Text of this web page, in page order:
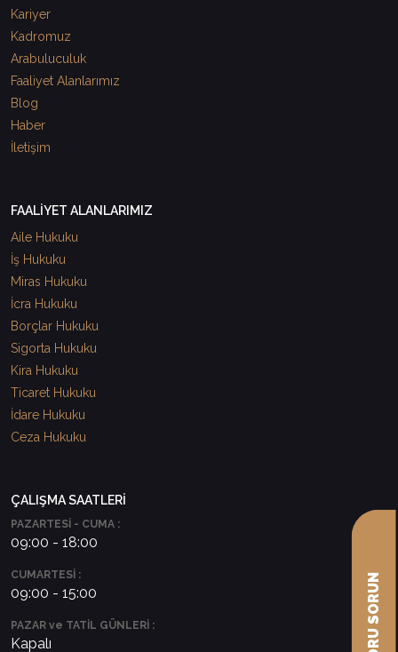
Kariyer
Kadromuz
Arabuluculuk
Faaliyet Alanlarımız
Blog
Haber
İletişim
FAALİYET ALANLARIMIZ
Aile Hukuku
İş Hukuku
Miras Hukuku
İcra Hukuku
Borçlar Hukuku
Sigorta Hukuku
Kira Hukuku
Ticaret Hukuku
İdare Hukuku
Ceza Hukuku
ÇALIŞMA SAATLERİ
PAZARTESİ - CUMA :
09:00 - 18:00
CUMARTESİ :
09:00 - 15:00
PAZAR ve TATİL GÜNLERİ :
Kapalı